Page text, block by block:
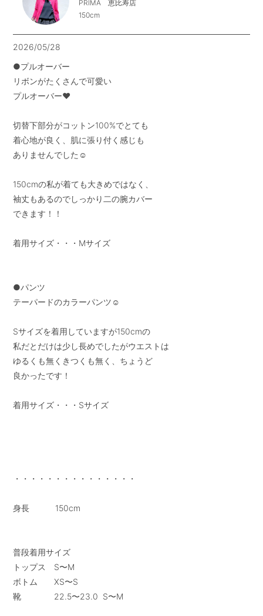
PRIMA 恵比寿店
150cm
2026/05/28
●プルオーバー
リボンがたくさんで可愛い
プルオーバー❤︎
切替下部分がコットン100%でとても
着心地が良く、肌に張り付く感じも
ありませんでした☺︎
150cmの私が着ても大きめではなく、
袖丈もあるのでしっかり二の腕カバー
できます！！
着用サイズ・・・Mサイズ
●パンツ
テーパードのカラーパンツ☺︎
Sサイズを着用していますが150cmの
私だとだけは少し長めでしたがウエストは
ゆるくも無くきつくも無く、ちょうど
良かったです！
着用サイズ・・・Sサイズ
・・・・・・・・・・・・・・・
身長           150cm
普段着用サイズ
トップス　S〜M
ボトム　　XS〜S
靴　　　　22.5〜23.0  S〜M